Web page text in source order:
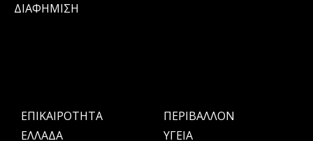
ΔΙΑΦΗΜΙΣΗ
ΕΠΙΚΑΙΡΟΤΗΤΑ
ΕΛΛΑΔΑ
ΠΕΡΙΒΑΛΛΟΝ
ΥΓΕΙΑ